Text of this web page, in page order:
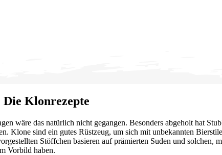
Klonrezepte
wäre das natürlich nicht gegangen. Besonders abgeholt hat
Klone sind ein gutes Rüstzeug, um sich mit unbekannten
Stöffchen basieren auf prämierten Suden und solchen,
Vorbild haben.